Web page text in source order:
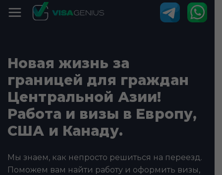
Новая жизнь за
границей для граждан
Центральной Азии!
Работа и визы в Европу,
США и Канаду.
Мы знаем, как непросто решиться на переезд.
Поможем вам найти работу и оформить визы,